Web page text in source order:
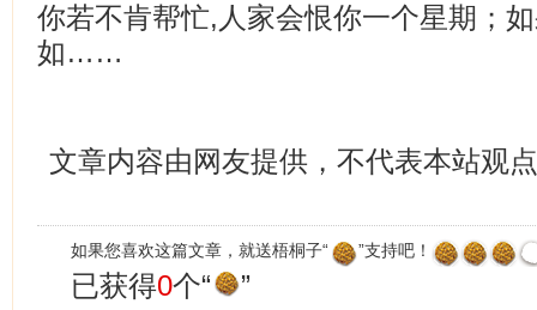
你若不肯帮忙,人家会恨你一个星期；
如……
文章内容由网友提供，不代表本站观点
如果您喜欢这篇文章，就送梧桐子“ ”支持吧！
已获得0个“ ”